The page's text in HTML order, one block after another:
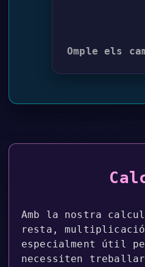
Omple els
Amb la nostra
resta, multiplicació
especialment útil
necessiten treballar